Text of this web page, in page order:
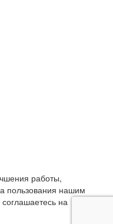
работы,
пользования нашим
на